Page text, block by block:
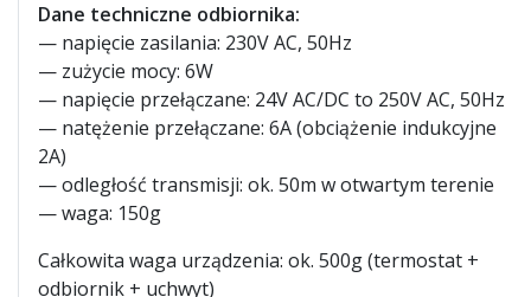
Dane techniczne odbiornika:
— napięcie zasilania: 230V AC, 50Hz
— zużycie mocy: 6W
— napięcie przełączane: 24V AC/DC to 250V AC, 50Hz
— natężenie przełączane: 6A (obciążenie indukcyjne
2A)
— odległość transmisji: ok. 50m w otwartym terenie
— waga: 150g
Całkowita waga urządzenia: ok. 500g (termostat +
odbiornik + uchwyt)